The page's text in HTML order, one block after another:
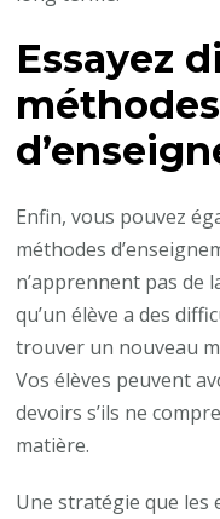
Essayez
méthodes
Enfin, vous pouvez
méthodes
n’apprennent pas de
qu’un élève a des
trouver un nouveau
Vos élèves peuvent
devoirs s’ils ne
matière.
Une stratégie que les